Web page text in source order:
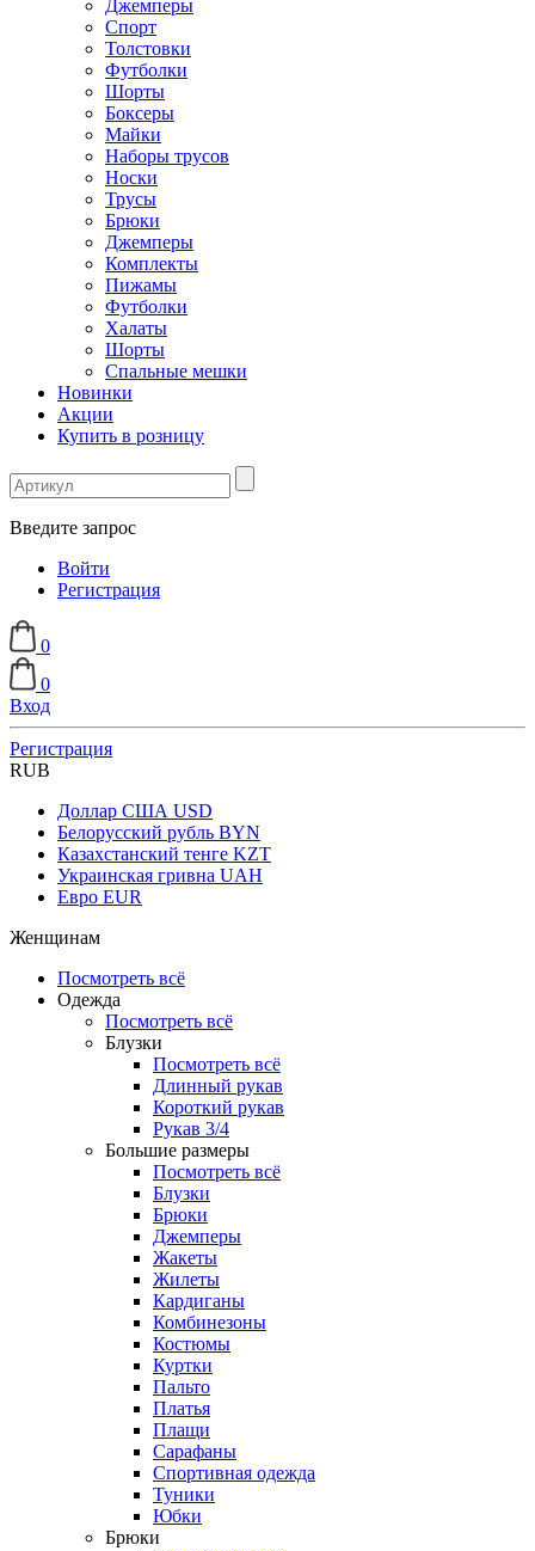
Джемперы
Спорт
Толстовки
Футболки
Шорты
Боксеры
Майки
Наборы трусов
Носки
Трусы
Брюки
Джемперы
Комплекты
Пижамы
Футболки
Халаты
Шорты
Спальные мешки
Новинки
Акции
Купить в розницу
Введите запрос
Войти
Регистрация
0
0
Вход
Регистрация
RUB
Доллар США USD
Белорусский рубль BYN
Казахстанский тенге KZT
Украинская гривна UAH
Евро EUR
Женщинам
Посмотреть всё
Одежда
Посмотреть всё
Блузки
Посмотреть всё
Длинный рукав
Короткий рукав
Рукав 3/4
Большие размеры
Посмотреть всё
Блузки
Брюки
Джемперы
Жакеты
Жилеты
Кардиганы
Комбинезоны
Костюмы
Куртки
Пальто
Платья
Плащи
Сарафаны
Спортивная одежда
Туники
Юбки
Брюки